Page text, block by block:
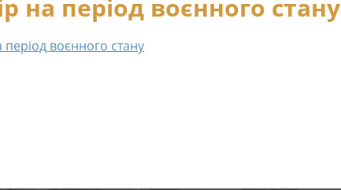
на період воєнного стану
період воєнного стану